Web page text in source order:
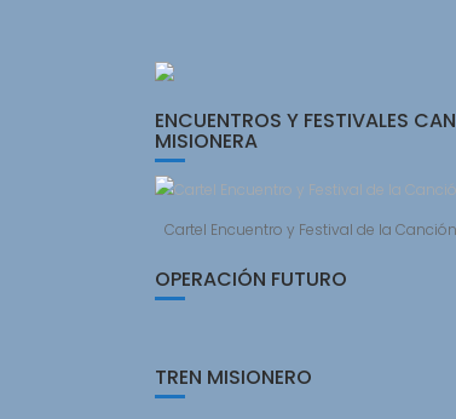
ENCUENTROS Y FESTIVALES
MISIONERA
Cartel Encuentro y Festival de la
OPERACIÓN FUTURO
TREN MISIONERO